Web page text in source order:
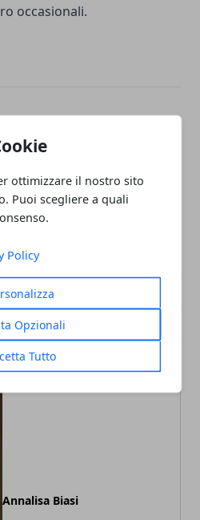
ottimizzare il nostro sito
Puoi scegliere a quali
Policy
Opzionali
Tutto
occasionali.
Articolo Successivo
che prepara al matrimonio
civile
Annalisa Biasi